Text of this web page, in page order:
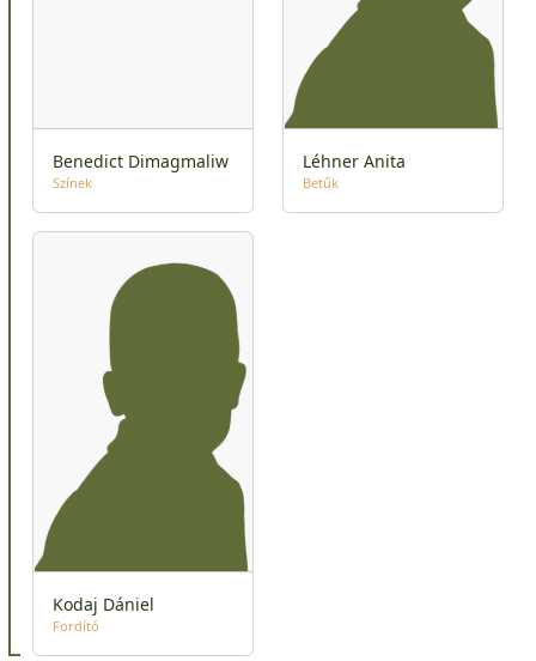
Benedict Dimagmaliw
Színek
Léhner Anita
Betűk
Kodaj Dániel
Fordító